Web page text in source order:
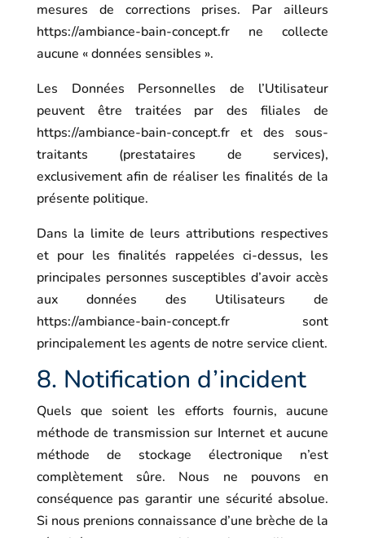
mesures de corrections prises. Par ailleurs
https://ambiance-bain-concept.frne collecte
aucune « données sensibles ».
Les Données Personnelles de l’Utilisateur
peuvent être traitées par des filiales de
https://ambiance-bain-concept.fret des sous-
traitants (prestataires de services),
exclusivement afin de réaliser les finalités de la
présente politique.
Dans la limite de leurs attributions respectives
et pour les finalités rappelées ci-dessus, les
principales personnes susceptibles d’avoir accès
aux données des Utilisateurs de
https://ambiance-bain-concept.frsont
principalement les agents de notre service client.
8. Notification d’incident
Quels que soient les efforts fournis, aucune
méthode de transmission sur Internet et aucune
méthode de stockage électronique n’est
complètement sûre. Nous ne pouvons en
conséquence pas garantir une sécurité absolue.
Si nous prenions connaissance d’une brèche de la